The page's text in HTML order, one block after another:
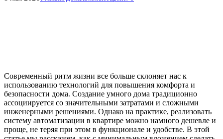
Современный ритм жизни все больше склоняет нас к
использованию технологий для повышения комфорта и
безопасности дома. Создание умного дома традиционно
ассоциируется со значительными затратами и сложными
инженерными решениями. Однако на практике, реализовать
систему автоматизации в квартире можно намного дешевле и
проще, не теряя при этом в функционале и удобстве. В этой